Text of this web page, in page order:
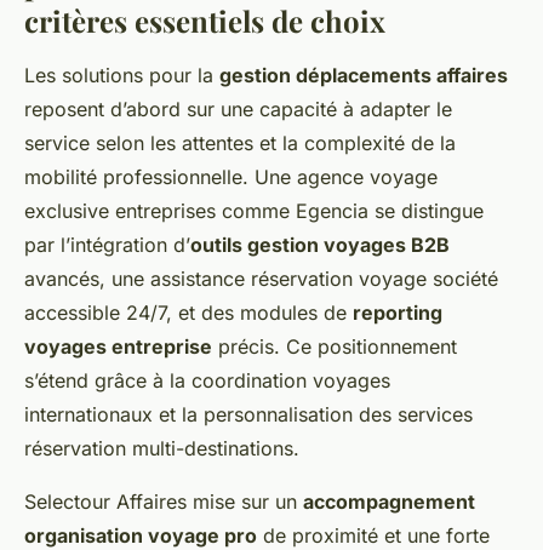
critères essentiels de choix
Les solutions pour la gestion déplacements affaires
reposent d’abord sur une capacité à adapter le
service selon les attentes et la complexité de la
mobilité professionnelle. Une agence voyage
exclusive entreprises comme Egencia se distingue
par l’intégration d’outils gestion voyages B2B
avancés, une assistance réservation voyage société
accessible 24/7, et des modules de reporting
voyages entreprise précis. Ce positionnement
s’étend grâce à la coordination voyages
internationaux et la personnalisation des services
réservation multi-destinations.
Selectour Affaires mise sur un accompagnement
organisation voyage pro de proximité et une forte